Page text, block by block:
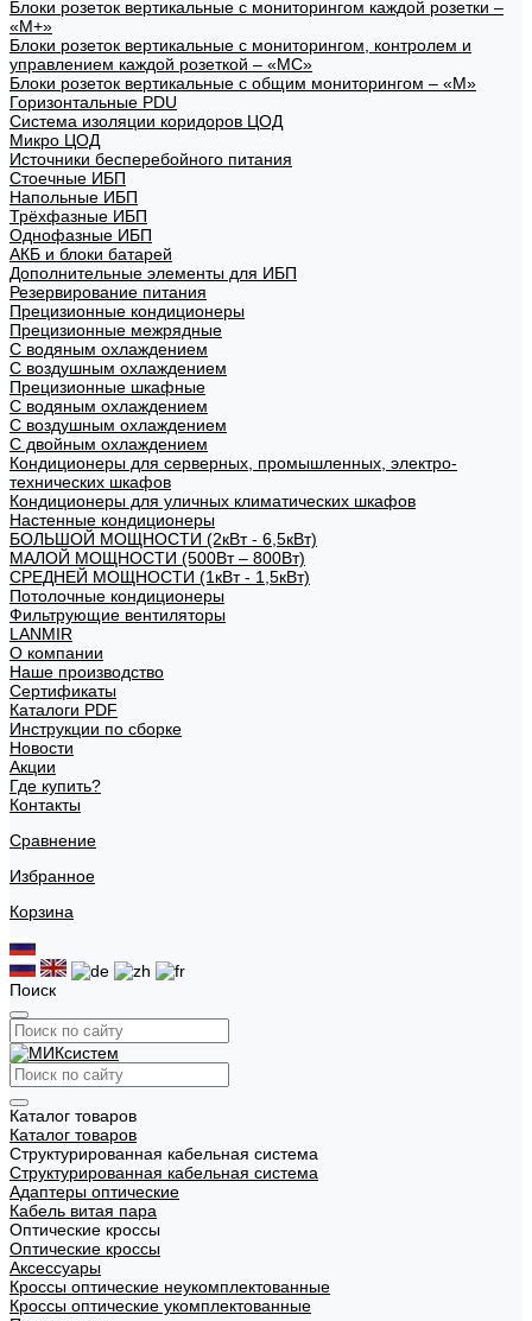
Блоки розеток вертикальные с мониторингом каждой розетки –
«М+»
Блоки розеток вертикальные с мониторингом, контролем и
управлением каждой розеткой – «МС»
Блоки розеток вертикальные с общим мониторингом – «М»
Горизонтальные PDU
Система изоляции коридоров ЦОД
Микро ЦОД
Источники бесперебойного питания
Стоечные ИБП
Напольные ИБП
Трёхфазные ИБП
Однофазные ИБП
АКБ и блоки батарей
Дополнительные элементы для ИБП
Резервирование питания
Прецизионные кондиционеры
Прецизионные межрядные
С водяным охлаждением
С воздушным охлаждением
Прецизионные шкафные
С водяным охлаждением
С воздушным охлаждением
С двойным охлаждением
Кондиционеры для серверных, промышленных, электро-
технических шкафов
Кондиционеры для уличных климатических шкафов
Настенные кондиционеры
БОЛЬШОЙ МОЩНОСТИ (2кВт - 6,5кВт)
МАЛОЙ МОЩНОСТИ (500Вт – 800Вт)
СРЕДНЕЙ МОЩНОСТИ (1кВт - 1,5кВт)
Потолочные кондиционеры
Фильтрующие вентиляторы
LANMIR
О компании
Наше производство
Сертификаты
Каталоги PDF
Инструкции по сборке
Новости
Акции
Где купить?
Контакты
Сравнение
Избранное
Корзина
Поиск
Каталог товаров
Каталог товаров
Структурированная кабельная система
Структурированная кабельная система
Адаптеры оптические
Кабель витая пара
Оптические кроссы
Оптические кроссы
Аксессуары
Кроссы оптические неукомплектованные
Кроссы оптические укомплектованные